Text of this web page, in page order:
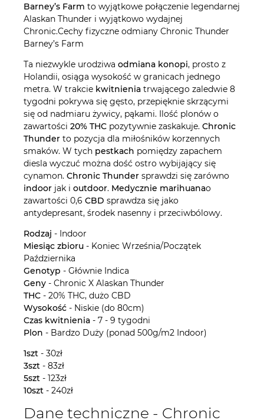
Barney’s Farm to wyjątkowe połączenie legendarnej
Alaskan Thunder i wyjątkowo wydajnej
Chronic.Cechy fizyczne odmiany Chronic Thunder
Barney’s Farm
Ta niezwykle urodziwa odmiana konopi, prosto z
Holandii, osiąga wysokość w granicach jednego
metra. W trakcie kwitnienia trwającego zaledwie 8
tygodni pokrywa się gęsto, przepięknie skrzącymi
się od nadmiaru żywicy, pąkami. Ilość plonów o
zawartości 20% THC pozytywnie zaskakuje. Chronic
Thunder to pozycja dla miłośników korzennych
smaków. W tych pestkach pomiędzy zapachem
diesla wyczuć można dość ostro wybijający się
cynamon. Chronic Thunder sprawdzi się zarówno
indoor jak i outdoor. Medycznie marihuanao
zawartości 0,6 CBD sprawdza się jako
antydepresant, środek nasenny i przeciwbólowy.
Rodzaj - Indoor
Miesiąc zbioru - Koniec Września/Początek
Października
Genotyp - Głównie Indica
Geny - Chronic X Alaskan Thunder
THC - 20% THC, dużo CBD
Wysokość - Niskie (do 80cm)
Czas kwitnienia - 7 - 9 tygodni
Plon - Bardzo Duży (ponad 500g/m2 Indoor)
1szt - 30zł
3szt - 83zł
5szt - 123zł
10szt - 240zł
Dane techniczne - Chronic